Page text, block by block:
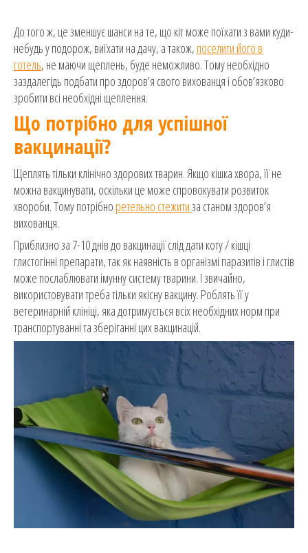
До того ж, це зменшує шанси на те, що кіт може поїхати з вами куди-
небудь у подорож, виїхати на дачу, а також, поселити його в
готель, не маючи щеплень, буде неможливо. Тому необхідно
заздалегідь подбати про здоров’я свого вихованця і обов’язково
зробити всі необхідні щеплення.
Що потрібно для успішної
вакцинації?
Щеплять тільки клінічно здорових тварин. Якщо кішка хвора, її не
можна вакцинувати, оскільки це може спровокувати розвиток
хвороби. Тому потрібно ретельно стежитиза станом здоров’я
вихованця.
Приблизно за 7-10 днів до вакцинації слід дати коту / кішці
глистогінні препарати, так як наявність в організмі паразитів і глистів
може послаблювати імунну систему тварини. І звичайно,
використовувати треба тільки якісну вакцину. Роблять її у
ветеринарній клініці, яка дотримується всіх необхідних норм при
транспортуванні та зберіганні цих вакцинацій.